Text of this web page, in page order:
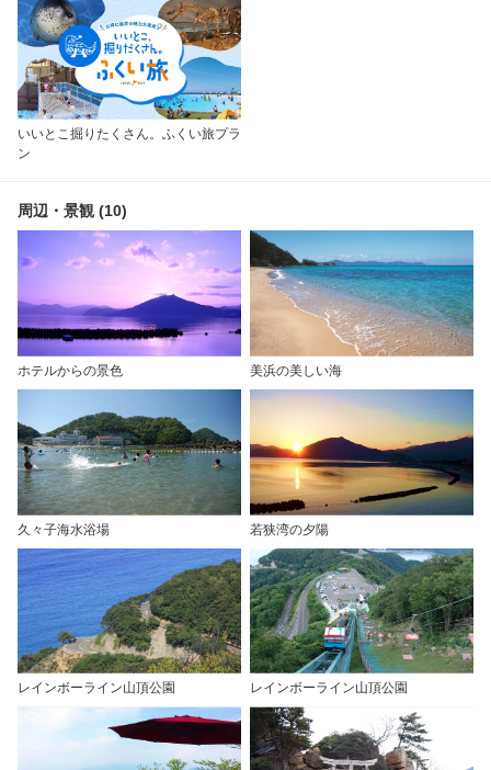
いいとこ掘りたくさん。ふくい旅プラ
ン
周辺・景観 (10)
ホテルからの景色 美浜の美しい海
久々子海水浴場 若狭湾の夕陽
レインボーライン山頂公園 レインボーライン山頂公園